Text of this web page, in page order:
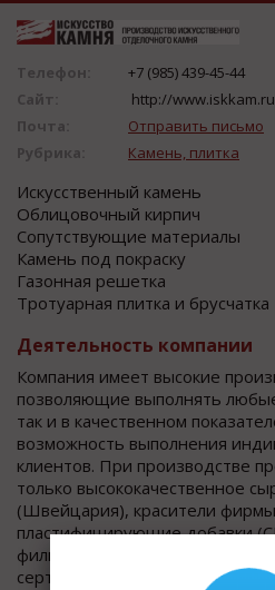
Телефон:
+7 (985) 439-45-44
Сайт:
http://
Почта:
Отправить письмо
Рубрика:
Камень, плитка
Искусственный камень
Облицовочный кирпич
Сопутствующие материалы
Камень под покраску
Газонная решетка
Тротуарная плитка и брусчатка
Деятельность компании
Компания имеет высокие
позволяющие выполнять
так и в качественном
возможность выполнения
клиентов. При производстве
только высококачественное
(Швейцария), красители
пластифицирующие добавки
фильтрованная теплая вода.
сертификаты ГОССТРОЯ и